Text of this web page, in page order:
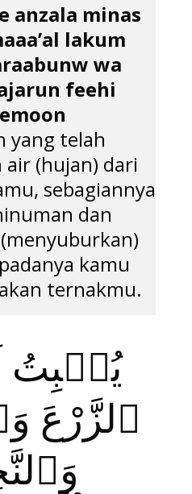
anzala minas
lakum
wa
feehi
yang telah
(hujan) dari
sebagiannya
dan
kamu
ternakmu.
يُنۢبِتُ
ٱلزَّرْعَ